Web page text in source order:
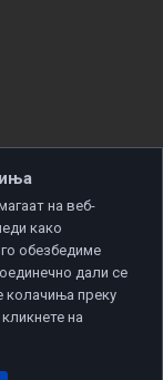
на веб-
како
обезбедиме
дали се
колачиња преку
на